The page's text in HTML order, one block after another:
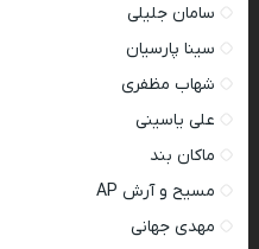
سامان جلیلی
سینا پارسیان
شهاب مظفری
علی یاسینی
ماکان بند
مسیح و آرش AP
مهدی جهانی